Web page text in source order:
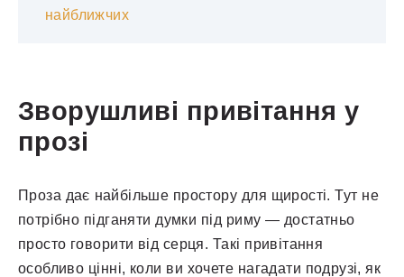
найближчих
Зворушливі привітання у
прозі
Проза дає найбільше простору для щирості. Тут не
потрібно підганяти думки під риму — достатньо
просто говорити від серця. Такі привітання
особливо цінні, коли ви хочете нагадати подрузі, як